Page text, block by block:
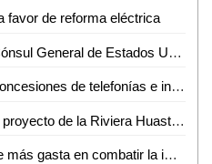
favor de reforma eléctrica
UASLP recibió la visita del Cónsul General de Estados Unidos
No hay intereses de retirar concesiones de telefonías e internet: AMLO
Respalda gobierno federal el proyecto de la Riviera Huasteca, presentado por RGC
SSPE es la dependencia que más gasta en combatir la impunidad